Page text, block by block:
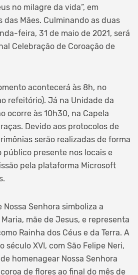
no milagre da vida”, em
das Mães. Culminando as duas
feira, 31 de maio de 2021, será
Celebração de Coroação de
acontecerá às 8h, no
refeitório). Já na Unidade da
ocorre às 10h30, na Capela
Devido aos protocolos de
serão realizadas de forma
público presente nos locais e
pela plataforma Microsoft
Nossa Senhora simboliza a
mãe de Jesus, e representa
Rainha dos Céus e da Terra. A
XVI, com São Felipe Neri,
homenagear Nossa Senhora
de flores ao final do mês de